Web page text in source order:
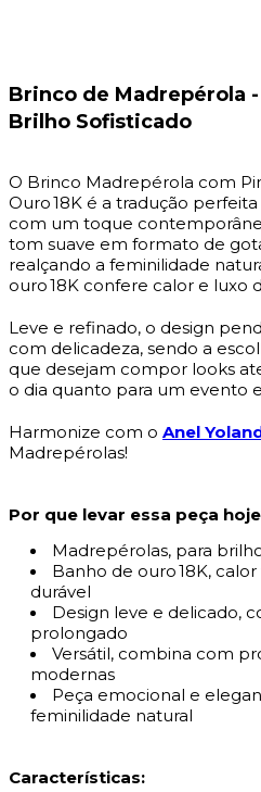
Brinco de Madrepérola
Brilho Sofisticado
O Brinco Madrepérola com
Ouro 18K é a tradução
com um toque
tom suave em formato de
realçando a feminilidade
ouro 18K confere calor e luxo
Leve e refinado, o design
com delicadeza, sendo a
que desejam compor looks
o dia quanto para um evento
Harmonize com o Anel
Madrepérolas!
Por que levar essa peça
Madrepérolas, para
Banho de ouro 18K,
durável
Design leve e delicado,
prolongado
Versátil, combina com
modernas
Peça emocional e
feminilidade natural
Características: